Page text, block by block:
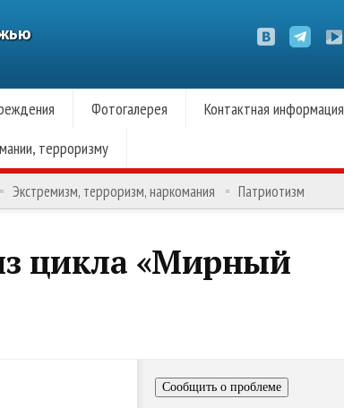
Фотогалерея Контактная информация
терроризму
Экстремизм, терроризм, наркомания Патриотизм
цикла «Мирный
Сообщить о проблеме